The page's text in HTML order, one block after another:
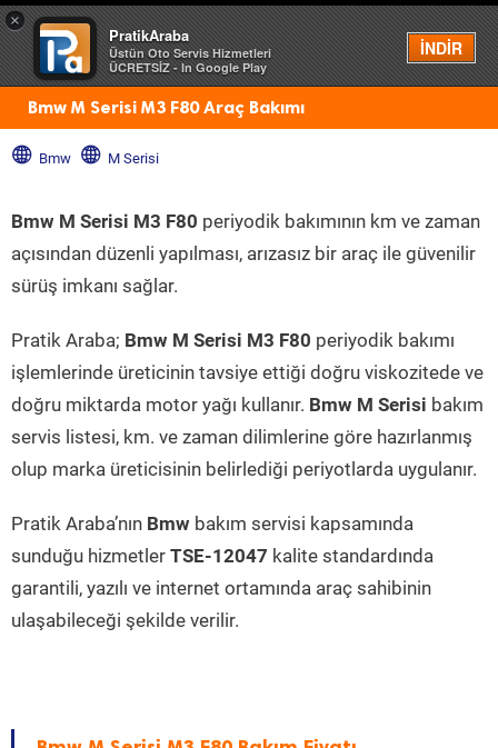
×
PratikAraba
Üstün Oto Servis Hizmetleri
ÜCRETSİZ - In Google Play
İNDİR
Menü
Bmw M Serisi M3 F80 Araç Bakımı
Bmw M Serisi
Bmw M Serisi M3 F80 periyodik bakımının km ve zaman
açısından düzenli yapılması, arızasız bir araç ile güvenilir
sürüş imkanı sağlar.
Pratik Araba; Bmw M Serisi M3 F80 periyodik bakımı
işlemlerinde üreticinin tavsiye ettiği doğru viskozitede ve
doğru miktarda motor yağı kullanır. Bmw M Serisi bakım
servis listesi, km. ve zaman dilimlerine göre hazırlanmış
olup marka üreticisinin belirlediği periyotlarda uygulanır.
Pratik Araba’nın Bmw bakım servisi kapsamında
sunduğu hizmetler TSE-12047 kalite standardında
garantili, yazılı ve internet ortamında araç sahibinin
ulaşabileceği şekilde verilir.